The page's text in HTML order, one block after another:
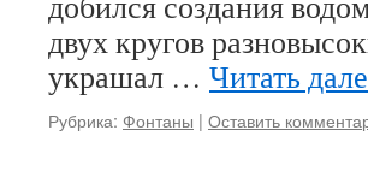
двух кругов
украшал … Читать
Рубрика: Фонтаны | Оставить